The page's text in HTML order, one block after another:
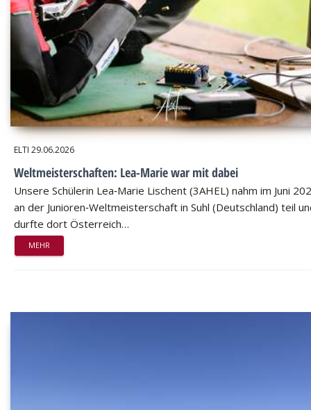
ELTI 29.06.2026
Weltmeisterschaften: Lea-Marie war mit dabei
Unsere Schülerin Lea‑Marie Lischent (3AHEL) nahm im Juni
an der Junioren‑Weltmeisterschaft in Suhl (Deutschland) teil
durfte dort Österreich…
MEHR